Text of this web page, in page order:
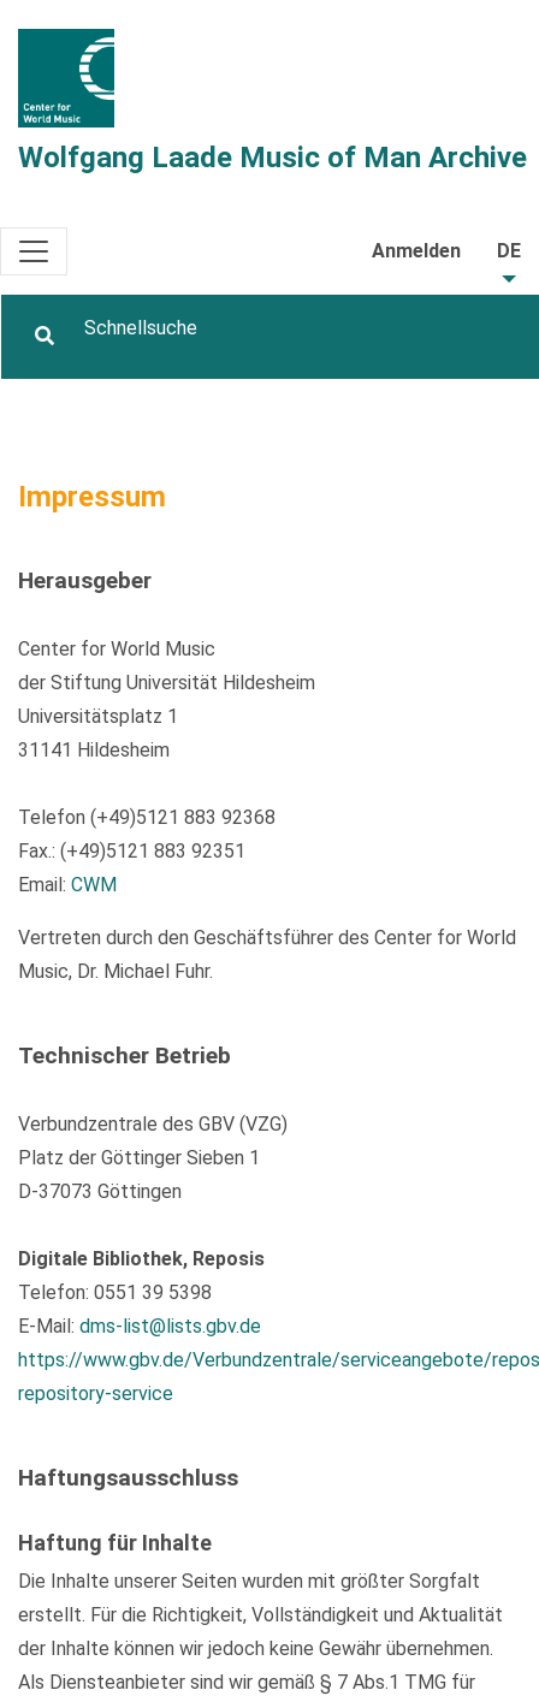
Wolfgang Laade Music of Man Archive
Anmelden DE
Impressum
Herausgeber
Center for World Music
der Stiftung Universität Hildesheim
Universitätsplatz 1
31141 Hildesheim
Telefon (+49)5121 883 92368
Fax.: (+49)5121 883 92351
Email: CWM
Vertreten durch den Geschäftsführer des Center for World
Music, Dr. Michael Fuhr.
Technischer Betrieb
Verbundzentrale des GBV (VZG)
Platz der Göttinger Sieben 1
D-37073 Göttingen
Digitale Bibliothek, Reposis
Telefon: 0551 39 5398
E-Mail: dms-list@lists.gbv.de
https://www.gbv.de/Verbundzentrale/serviceangebote/
repository-service
Haftungsausschluss
Haftung für Inhalte
Die Inhalte unserer Seiten wurden mit größter Sorgfalt
erstellt. Für die Richtigkeit, Vollständigkeit und Aktualität
der Inhalte können wir jedoch keine Gewähr übernehmen.
Als Diensteanbieter sind wir gemäß § 7 Abs.1 TMG für